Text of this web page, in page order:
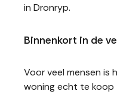
in Dronryp.
Binnenkort in de
Voor veel mensen is
woning echt te koop